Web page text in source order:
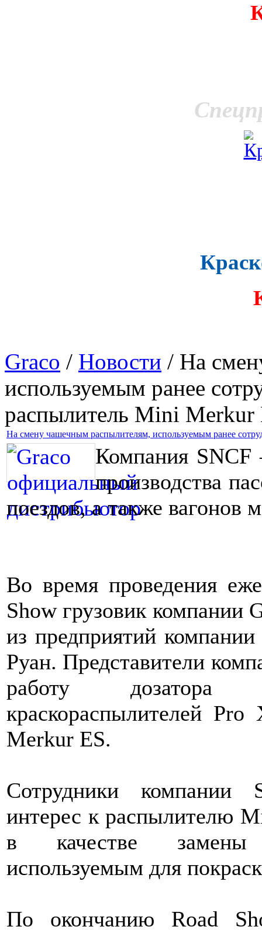
Graco / Новости / На
используемым ранее
распылитель Mini Merkur
На смену чашечным распылителям, используемым ранее
Компания SNCF
производства
поездов, а также вагонов
Во время проведения
Show грузовик компании
из предприятий
Руан. Представители
работу дозатора
краскораспылителей
Merkur ES.
Сотрудники компании
интерес к распылителю
в качестве замены
используемым для
По окончанию Road